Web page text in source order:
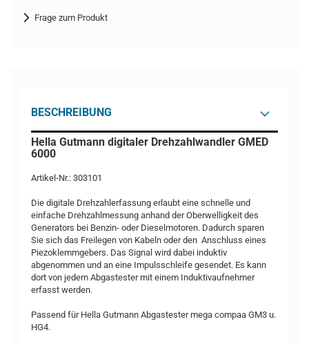
Frage zum Produkt
BESCHREIBUNG
Hella Gutmann digitaler Drehzahlwandler GMED
6000
Artikel-Nr.: 303101
Die digitale Drehzahlerfassung erlaubt eine schnelle und
einfache Drehzahlmessung anhand der Oberwelligkeit des
Generators bei Benzin- oder Dieselmotoren. Dadurch sparen
Sie sich das Freilegen von Kabeln oder den Anschluss eines
Piezoklemmgebers. Das Signal wird dabei induktiv
abgenommen und an eine Impulsschleife gesendet. Es kann
dort von jedem Abgastester mit einem Induktivaufnehmer
erfasst werden.
Passend für Hella Gutmann Abgastester mega compaa GM3 u.
HG4.